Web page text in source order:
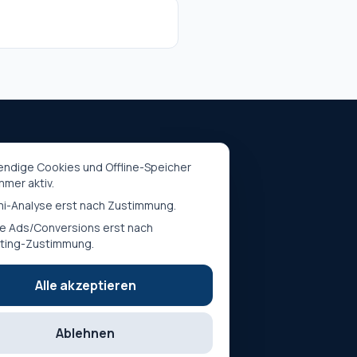
schreiben
und PDF-
Cookies und Offline-Speicher
aktiv.
Analyse erst nach Zustimmung.
Ads/Conversions erst nach
Zustimmung.
Alle akzeptieren
Ablehnen